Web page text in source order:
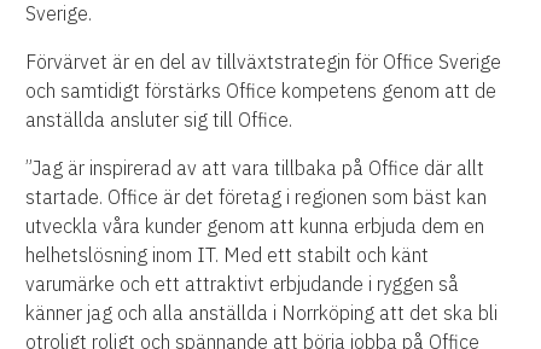
Sverige.
Förvärvet är en del av tillväxtstrategin för Office Sverige
och samtidigt förstärks Office kompetens genom att de
anställda ansluter sig till Office.
”Jag är inspirerad av att vara tillbaka på Office där allt
startade. Office är det företag i regionen som bäst kan
utveckla våra kunder genom att kunna erbjuda dem en
helhetslösning inom IT. Med ett stabilt och känt
varumärke och ett attraktivt erbjudande i ryggen så
känner jag och alla anställda i Norrköping att det ska bli
otroligt roligt och spännande att börja jobba på Office